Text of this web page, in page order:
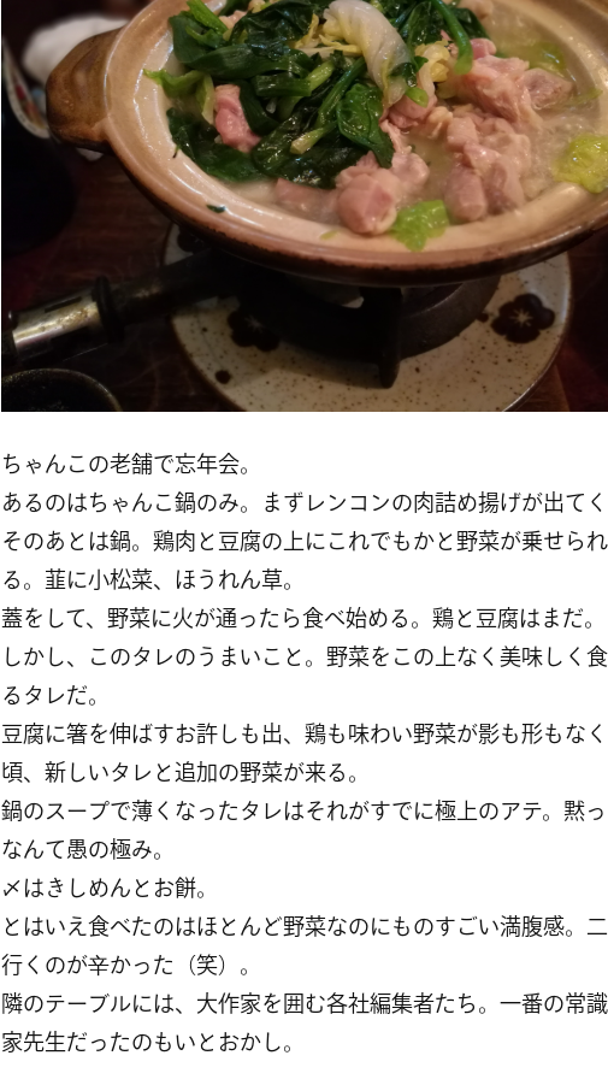
ちゃんこの老舗で忘年会。
あるのはちゃんこ鍋のみ。まずレンコンの肉詰め揚げが出て
そのあとは鍋。鶏肉と豆腐の上にこれでもかと野菜が乗せら
る。韮に小松菜、ほうれん草。
蓋をして、野菜に火が通ったら食べ始める。鶏と豆腐はまだ。
しかし、このタレのうまいこと。野菜をこの上なく美味しく
るタレだ。
豆腐に箸を伸ばすお許しも出、鶏も味わい野菜が影も形もな
頃、新しいタレと追加の野菜が来る。
鍋のスープで薄くなったタレはそれがすでに極上のアテ。黙
なんて愚の極み。
〆はきしめんとお餅。
とはいえ食べたのはほとんど野菜なのにものすごい満腹感。
行くのが辛かった（笑）。
隣のテーブルには、大作家を囲む各社編集者たち。一番の常
家先生だったのもいとおかし。